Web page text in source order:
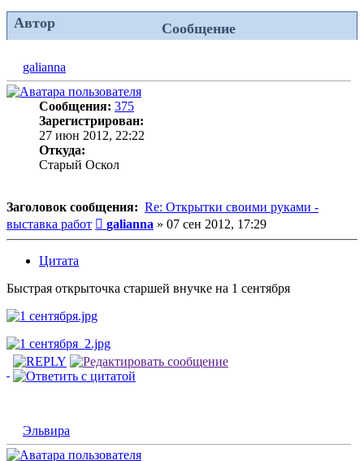
Автор Сообщение
galianna
Сообщения: 375
Зарегистрирован:
27 июн 2012, 22:22
Откуда:
Старый Оскол
Заголовок сообщения: Re: Открытки своими руками -
выставка работ
Сообщение
galianna » 07 сен 2012, 17:29
Цитата
Быстрая открыточка старшей внучке на 1 сентября
Эльвира